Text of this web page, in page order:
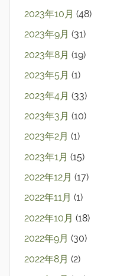
2023年10月 (48)
2023年9月 (31)
2023年8月 (19)
2023年5月 (1)
2023年4月 (33)
2023年3月 (10)
2023年2月 (1)
2023年1月 (15)
2022年12月 (17)
2022年11月 (1)
2022年10月 (18)
2022年9月 (30)
2022年8月 (2)